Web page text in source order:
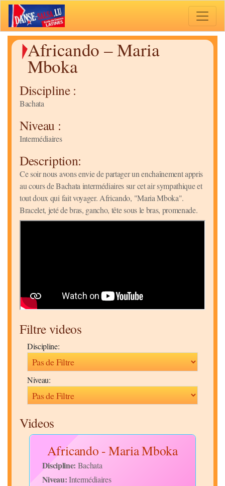
Africando – Maria
Mboka
Discipline :
Bachata
Niveau :
Intermédiaires
Description:
Ce soir nous avons envie de partager un enchaînement appris
au cours de Bachata intermédiaires sur cet air sympathique et
tout doux qui fait voyager. Africando, "Maria Mboka".
Bracelet, jeté de bras, gancho, tête sous le bras, promenade.
Filtre videos
Discipline:
Niveau:
Videos
Africando - Maria Mboka
Discipline: Bachata
Niveau:Intermédiaires